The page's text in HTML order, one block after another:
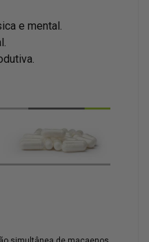
e mental.